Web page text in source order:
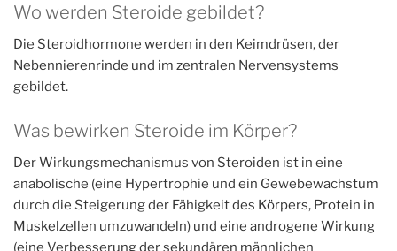
Wo werden Steroide gebildet?
Die Steroidhormone werden in den Keimdrüsen, der
Nebennierenrinde und im zentralen Nervensystems
gebildet.
Was bewirken Steroide im Körper?
Der Wirkungsmechanismus von Steroiden ist in eine
anabolische (eine Hypertrophie und ein Gewebewachstum
durch die Steigerung der Fähigkeit des Körpers, Protein in
Muskelzellen umzuwandeln) und eine androgene Wirkung
(eine Verbesserung der sekundären männlichen